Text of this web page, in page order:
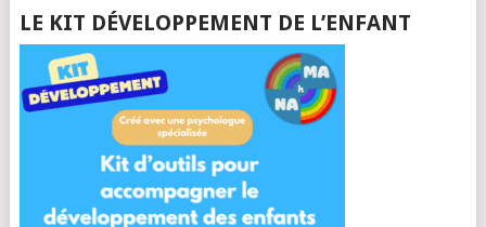
LE KIT DÉVELOPPEMENT DE L’ENFANT